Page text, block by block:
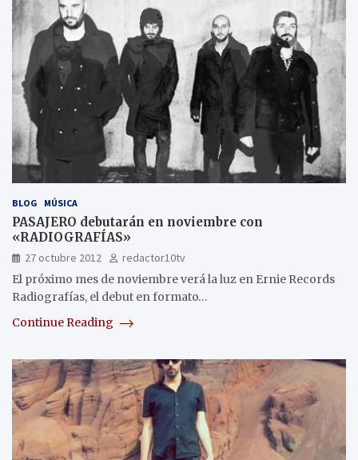
BLOG MÚSICA
PASAJERO debutarán en noviembre con
«RADIOGRAFÍAS»
27 octubre 2012
redactor10tv
El próximo mes de noviembre verá la luz en Ernie Records
Radiografías, el debut en formato…
Continue Reading